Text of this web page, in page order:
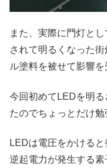
また、実際に門灯と
されて明るくなった
ル塗料を被せて影響を
今回初めてLEDを明
たのでちょっとだけ勉
LEDは電圧をかける
逆起電力が発生する素